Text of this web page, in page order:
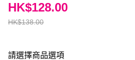
HK$138.00
HK$128.00
請選擇商品選項